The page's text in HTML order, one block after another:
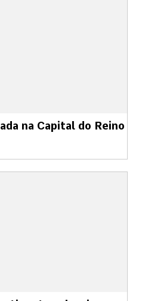
na Capital do Reino